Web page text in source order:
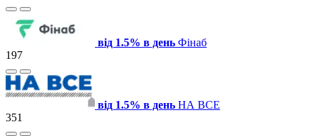
від 1.5% в день Фінаб
197
від 1.5% в день НА ВСЕ
351